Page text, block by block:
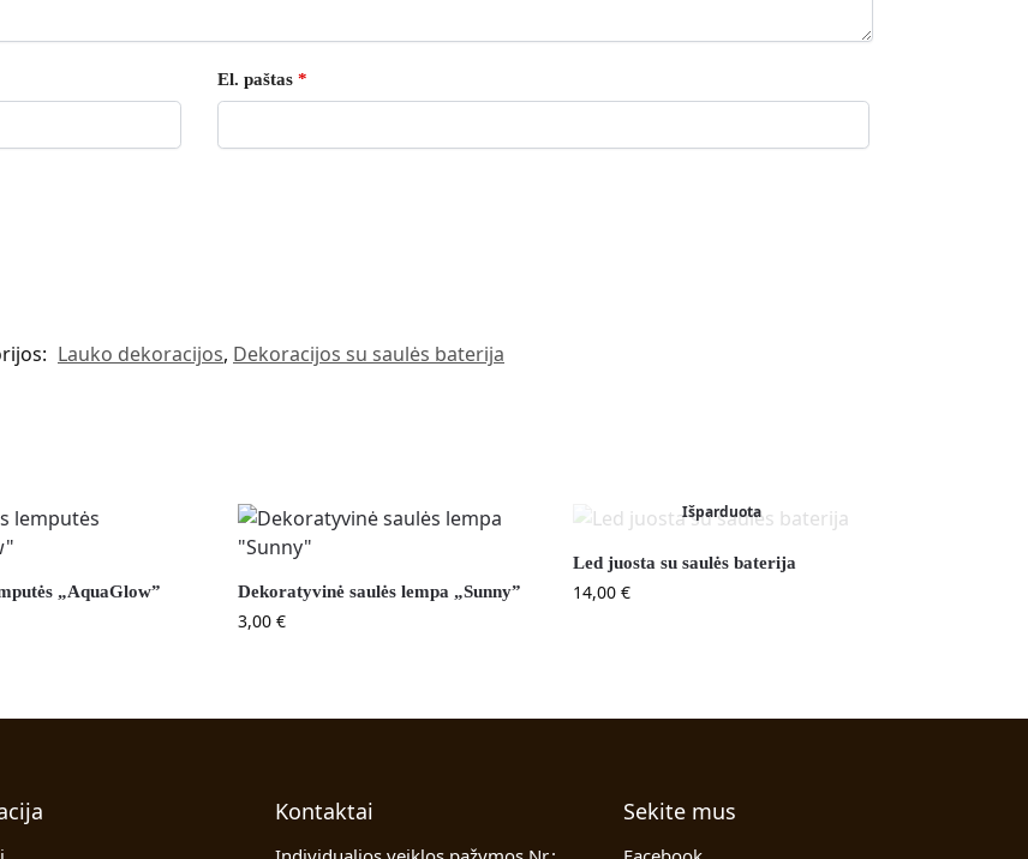
El. paštas *
Lauko dekoracijos, Dekoracijos su saulės baterija
„AquaGlow” Dekoratyvinė saulės lempa „Sunny”
3,00€
Išparduota
Led juosta su saulės baterija
14,00€
Kontaktai Sekite mus